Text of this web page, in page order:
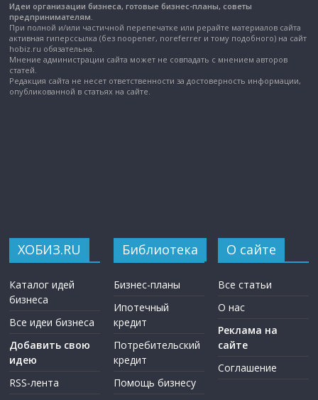
Идеи организации бизнеса, готовые бизнес-планы, советы
предпринимателям.
При полной и/или частичной перепечатке или рерайте материалов сайта
активная гиперссылка (без noopener, noreferrer и тому подобного) на сайт
hobiz.ru обязательна.
Мнение администрации сайта может не совпадать с мнением авторов
статей.
Редакция сайта не несет ответственности за достоверность информации,
опубликованной в статьях на сайте.
ХОБИЗ.RU
Каталог идей
бизнеса
Все идеи бизнеса
Добавить свою
идею
RSS-лента
Библиотека
Бизнес-планы
Ипотечный
кредит
Потребительский
кредит
Помощь бизнесу
О сайте
Все статьи
О нас
Реклама на
сайте
Соглашение